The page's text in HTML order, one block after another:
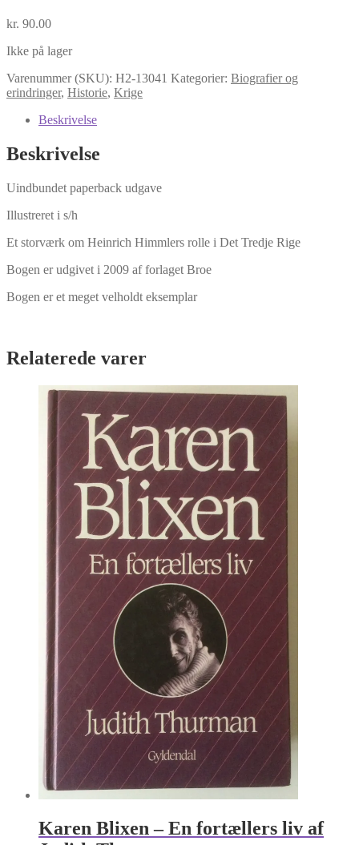
kr. 90.00
Ikke på lager
Varenummer (SKU): H2-13041 Kategorier: Biografier og
erindringer, Historie, Krige
Beskrivelse
Beskrivelse
Uindbundet paperback udgave
Illustreret i s/h
Et storværk om Heinrich Himmlers rolle i Det Tredje Rige
Bogen er udgivet i 2009 af forlaget Broe
Bogen er et meget velholdt eksemplar
Relaterede varer
Karen Blixen – En fortællers liv af